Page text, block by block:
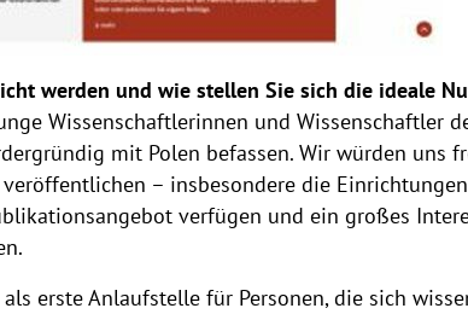
werden und wie stellen Sie sich die ideale
Wissenschaftlerinnen und Wissenschaftler
mit Polen befassen. Wir würden uns
– insbesondere die
verfügen und ein großes
erste Anlaufstelle für Personen, die sich